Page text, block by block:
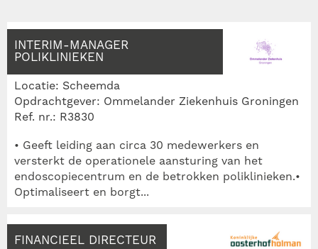
INTERIM-MANAGER
POLIKLINIEKEN
Locatie: Scheemda
Opdrachtgever: Ommelander Ziekenhuis Groningen
Ref. nr.: R3830
• Geeft leiding aan circa 30 medewerkers en
versterkt de operationele aansturing van het
endoscopiecentrum en de betrokken poliklinieken.•
Optimaliseert en borgt...
FINANCIEEL DIRECTEUR